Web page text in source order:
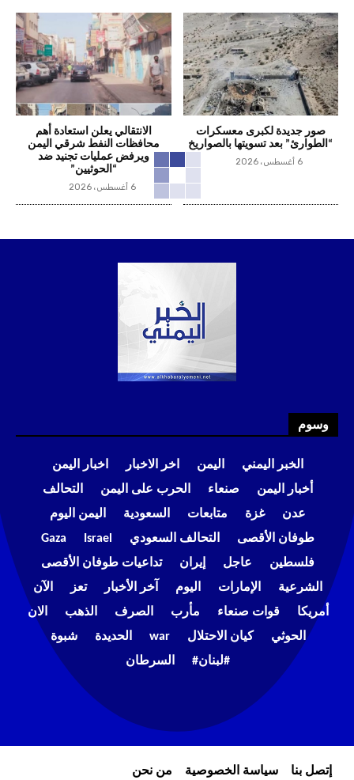
صور جديدة لكبرى معسكرات
“الطوارئ” بعد تسويتها بالصواريخ
6 أغسطس، 2026
الانتقالي يعلن استعادة أهم
محافظات النفط شرقي اليمن
ويرفض عمليات تجنيد ضد
“الحوثيين”
6 أغسطس، 2026
وسوم
الخبر اليمني اليمن اخر الاخبار
اخبار اليمن
أخبار اليمن
صنعاء الحرب على اليمن
التحالف
عدن
غزة متابعات السعودية
اليمن اليوم
طوفان الأقصى
التحالف السعودي Israel
Gaza
فلسطين
عاجل إيران
تداعيات طوفان الأقصى
الشرعية
الإمارات اليوم آخر الأخبار تعز
الآن
أمريكا
قوات صنعاء مأرب الصرف الذهب
الان
الحوثي
كيان الاحتلال war الحديدة
شبوة
#لبنان#
السرطان
إتصل بنا سياسة الخصوصية من نحن